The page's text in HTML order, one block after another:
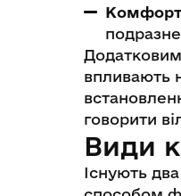
Комфорт
впливають
говорити
Види
Існують